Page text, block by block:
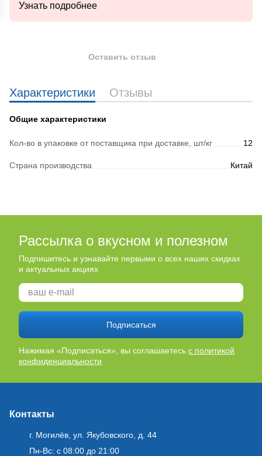
Характеристики Отзывы
Общие характеристики
Кол-во в упаковке от поставщика при доставке, шт/кг 12
Страна производства Китай
Узнать подробнее
Оставить отзыв
Рассылка о вкусном и полезном
Подпишитесь и узнавайте первыми о всех наших скидках
и актуальных акциях
Подписаться
Нажимая «Подписаться», вы соглашаетесь с политикой
конфиденциальности
Контакты
г. Могилёв, ул. Якубовского, д. 44
Пн-Вс: с 08:00 до 21:00